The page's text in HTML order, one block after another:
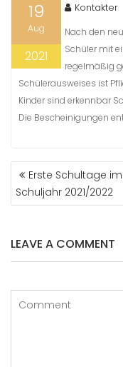
19
Aug
2021
Kontakter
Nach den
Schüler mit
regelmäßig
Schülerausweises ist
Kinder sind erkennbar
Die Bescheinigungen
BEITRAGS-
NAVIGATION
Erste Schultage im
Schuljahr 2021/2022
LEAVE A COMMENT